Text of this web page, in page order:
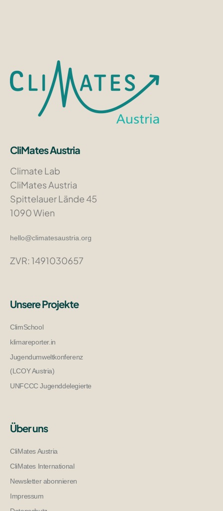
CliMates Austria
Climate Lab
CliMates Austria
Spittelauer Lände 45
1090 Wien
hello@climatesaustria.org
ZVR: 1491030657
Unsere Projekte
ClimSchool
klimareporter.in
Jugendumweltkonferenz
(LCOY Austria)
UNFCCC Jugenddelegierte
Über uns
CliMates Austria
CliMates International
Newsletter abonnieren
Impressum